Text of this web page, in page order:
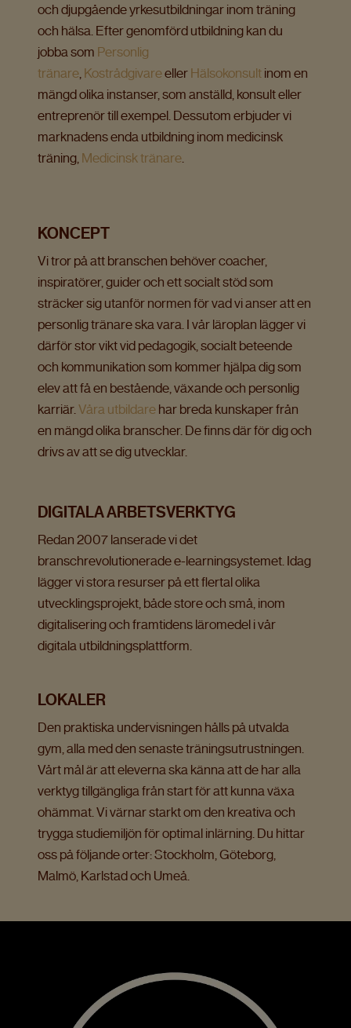
och djupgående yrkesutbildningar inom träning
och hälsa. Efter genomförd utbildning kan du
jobba som Personlig
tränare Kostrådgivareeller Hälsokonsult inom en
mängd olika instanser, som anställd, konsult eller
entreprenör till exempel. Dessutom erbjuder vi
marknadens enda utbildning inom medicinsk
träning, Medicinsk tränare
KONCEPT
Vi tror på att branschen behöver coacher,
inspiratörer, guider och ett socialt stöd som
sträcker sig utanför normen för vad vi anser att en
personlig tränare ska vara. I vår läroplan lägger vi
därför stor vikt vid pedagogik, socialt beteende
och kommunikation som kommer hjälpa dig som
elev att få en bestående, växande och personlig
karriär. Våra utbildare har breda kunskaper från
en mängd olika branscher. De finns där för dig och
drivs av att se dig utvecklar.
DIGITALA ARBETSVERKTYG
Redan 2007 lanserade vi det
branschrevolutionerade e-learningsystemet. Idag
lägger vi stora resurser på ett flertal olika
utvecklingsprojekt, både store och små, inom
digitalisering och framtidens läromedel i vår
digitala utbildningsplattform.
LOKALER
Den praktiska undervisningen hålls på utvalda
gym, alla med den senaste träningsutrustningen.
Vårt mål är att eleverna ska känna att de har alla
verktyg tillgängliga från start för att kunna växa
ohämmat. Vi värnar starkt om den kreativa och
trygga studiemiljön för optimal inlärning. Du hittar
oss på följande orter: Stockholm, Göteborg,
Malmö, Karlstad och Umeå.